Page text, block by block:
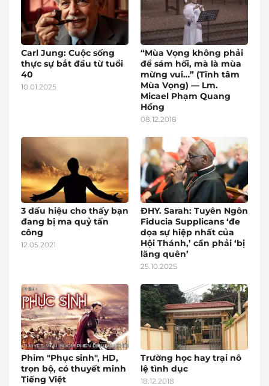
Carl Jung: Cuộc sống
thực sự bắt đầu từ tuổi
40
10.01.2025
“Mùa Vọng không phải
để sám hối, mà là mùa
mừng vui…” (Tĩnh tâm
Mùa Vọng) — Lm.
Micael Phạm Quang
Hồng
08.12.2018
3 dấu hiệu cho thấy bạn
đang bị ma quỷ tấn
công
12.05.2021
ĐHY. Sarah: Tuyên Ngôn
Fiducia Supplicans ‘đe
dọa sự hiệp nhất của
Hội Thánh,’ cần phải ‘bị
lãng quên’
25.10.2025
Phim "Phục sinh", HD,
trọn bộ, có thuyết minh
Tiếng Việt
Trường học hay trại nô
lệ tình dục
18.12.2018